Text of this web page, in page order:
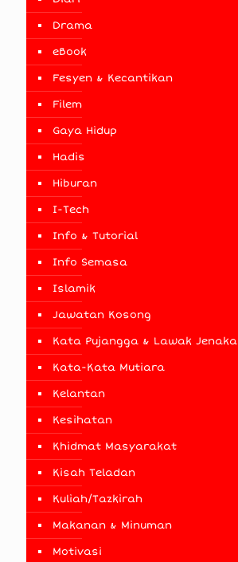
Drama
eBook
Fesyen & Kecantikan
Filem
Gaya Hidup
Hadis
Hiburan
I-Tech
Info & Tutorial
Info Semasa
Islamik
Jawatan Kosong
Kata Pujangga & Lawak Jenaka
Kata-Kata Mutiara
Kelantan
Kesihatan
Khidmat Masyarakat
Kisah Teladan
Kuliah/Tazkirah
Makanan & Minuman
Motivasi